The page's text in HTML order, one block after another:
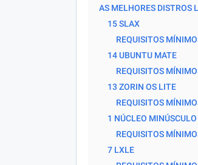
AS MELHORES DISTROS
15 SLAX
REQUISITOS
14 UBUNTU MATE
REQUISITOS
13 ZORIN OS LITE
REQUISITOS
1 NÚCLEO MINÚSCULO
REQUISITOS
7 LXLE